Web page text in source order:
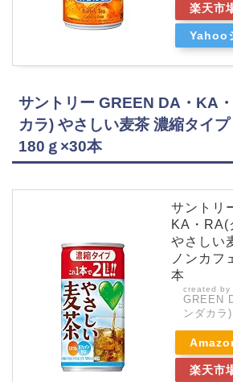
楽天市
Yahoo
サントリー GREEN DA・KA
カラ) やさしい麦茶 濃縮タイ
180ｇ×30本
サントリ
KA・RA(
やさしい
ノンカフ
本
created by
GREEN
ンダカラ)
楽天市